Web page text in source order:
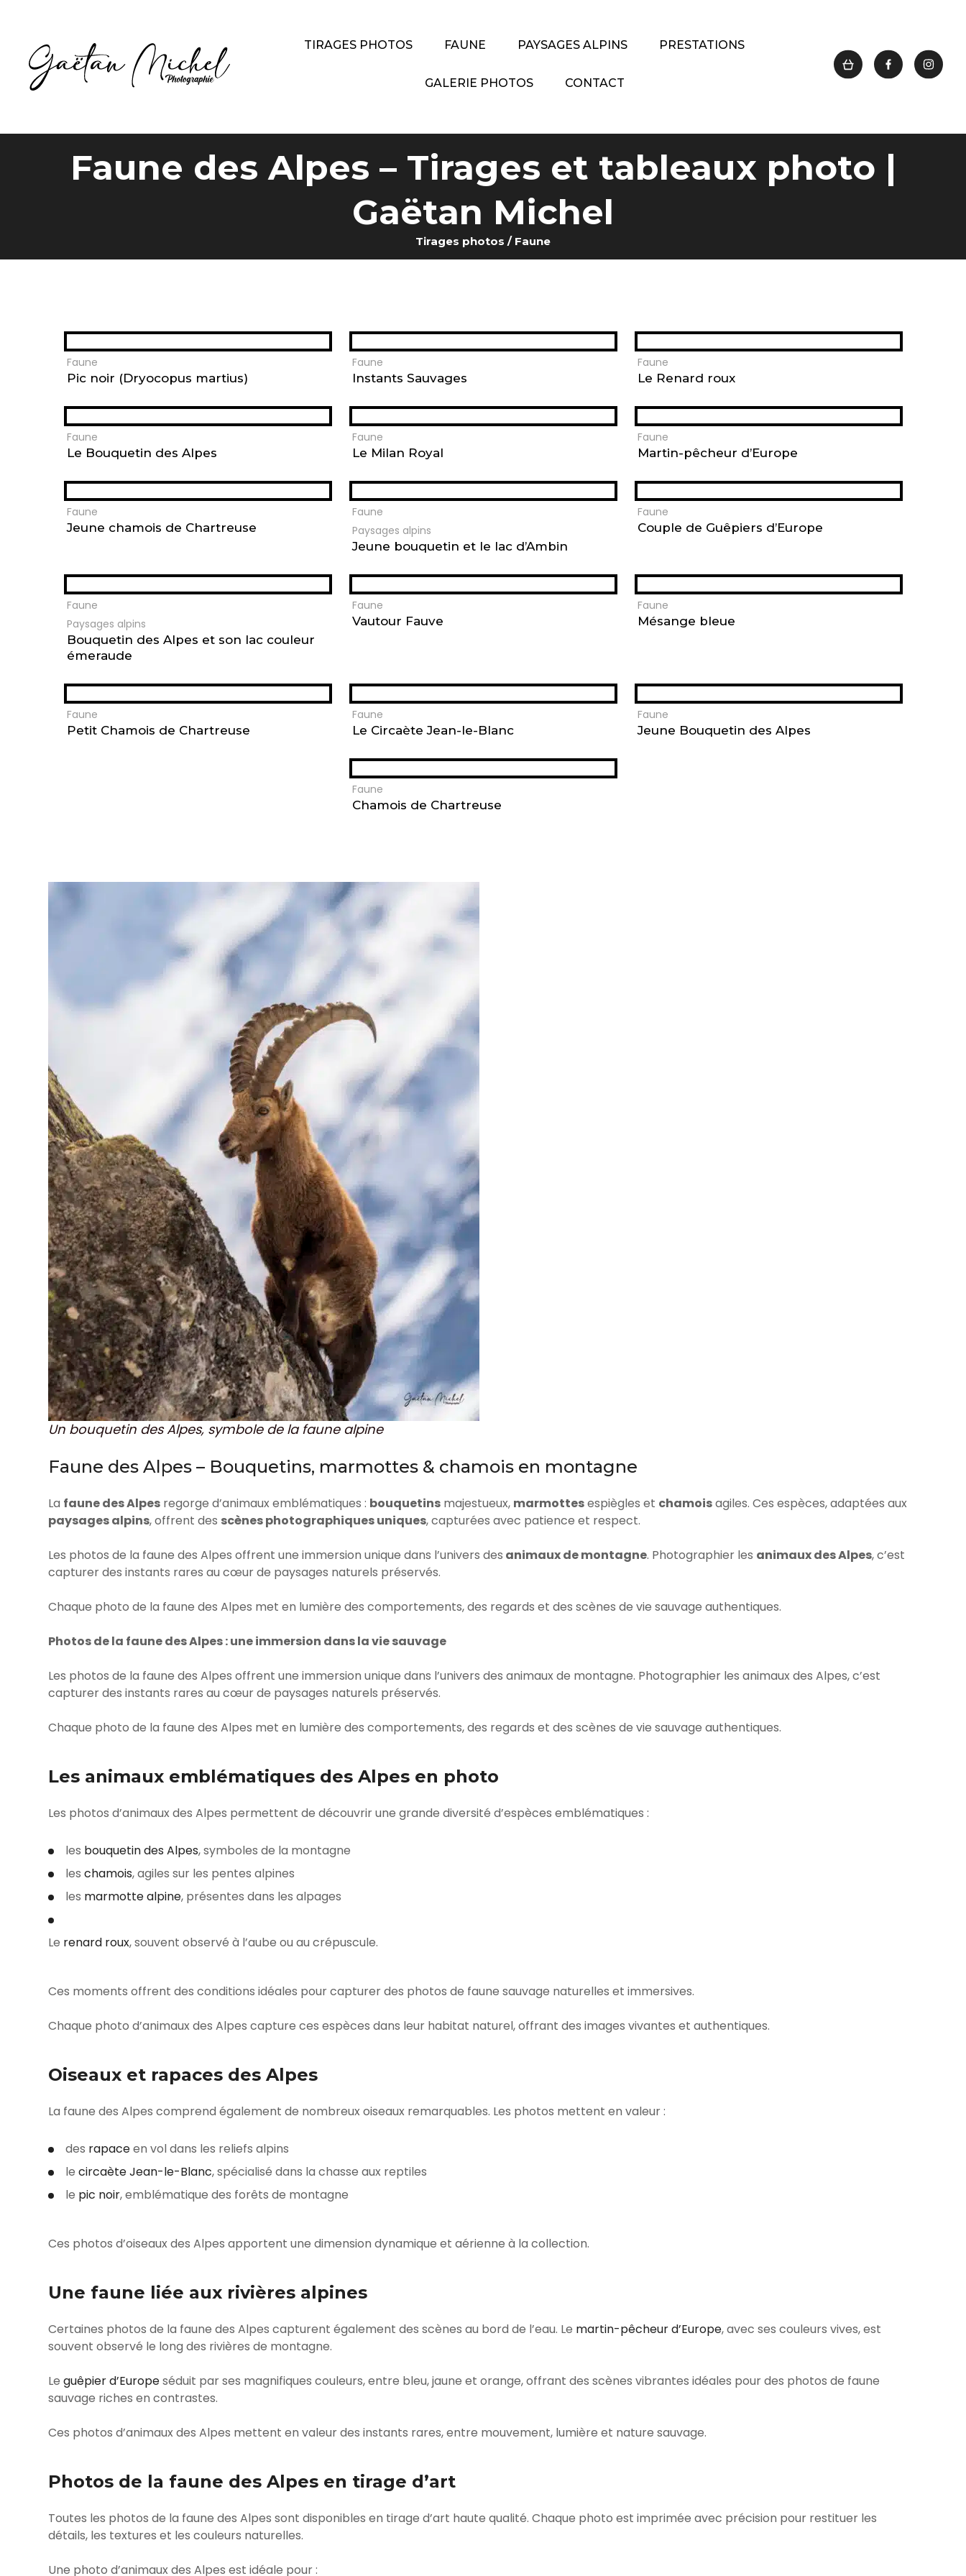
TIRAGES PHOTOS FAUNE PAYSAGES ALPINS PRESTATIONS
GALERIE PHOTOS CONTACT
Faune des Alpes – Tirages et tableaux photo |
Gaëtan Michel
Tirages photos / Faune
Faune
Pic noir (Dryocopus martius)
Faune
Instants Sauvages
Faune
Le Renard roux
Faune
Le Bouquetin des Alpes
Faune
Le Milan Royal
Faune
Martin-pêcheur d’Europe
Faune
Jeune chamois de Chartreuse
Faune
Paysages alpins
Jeune bouquetin et le lac d’Ambin
Faune
Couple de Guêpiers d’Europe
Faune
Paysages alpins
Bouquetin des Alpes et son lac couleur
émeraude
Faune
Vautour Fauve
Faune
Mésange bleue
Faune
Petit Chamois de Chartreuse
Faune
Le Circaète Jean-le-Blanc
Faune
Jeune Bouquetin des Alpes
Faune
Chamois de Chartreuse
Un bouquetin des Alpes, symbole de la faune alpine
Faune des Alpes – Bouquetins, marmottes & chamois en montagne
La faune des Alpes regorge d’animaux emblématiques : bouquetins majestueux, marmottesespiègles et chamoisagiles. Ces espèces, adaptées aux
paysages alpins, offrent des scènes photographiques uniques, capturées avec patience et respect.
Les photos de la faune des Alpes offrent une immersion unique dans l’univers des animaux de montagne. Photographier les animaux des Alpes, c’est
capturer des instants rares au cœur de paysages naturels préservés.
Chaque photo de la faune des Alpes met en lumière des comportements, des regards et des scènes de vie sauvage authentiques.
Photos de la faune des Alpes : une immersion dans la vie sauvage
Les photos de la faune des Alpes offrent une immersion unique dans l’univers des animaux de montagne. Photographier les animaux des Alpes, c’est
capturer des instants rares au cœur de paysages naturels préservés.
Chaque photo de la faune des Alpes met en lumière des comportements, des regards et des scènes de vie sauvage authentiques.
Les animaux emblématiques des Alpes en photo
Les photos d’animaux des Alpes permettent de découvrir une grande diversité d’espèces emblématiques :
les bouquetin des Alpes, symboles de la montagne
leschamois, agiles sur les pentes alpines
les marmotte alpine, présentes dans les alpages
Le renard roux, souvent observé à l’aube ou au crépuscule.
Ces moments offrent des conditions idéales pour capturer des photos de faune sauvage naturelles et immersives.
Chaque photo d’animaux des Alpes capture ces espèces dans leur habitat naturel, offrant des images vivantes et authentiques.
Oiseaux et rapaces des Alpes
La faune des Alpes comprend également de nombreux oiseaux remarquables. Les photos mettent en valeur :
des rapaceen vol dans les reliefs alpins
lecircaète Jean-le-Blanc, spécialisé dans la chasse aux reptiles
le pic noir, emblématique des forêts de montagne
Ces photos d’oiseaux des Alpes apportent une dimension dynamique et aérienne à la collection.
Une faune liée aux rivières alpines
Certaines photos de la faune des Alpes capturent également des scènes au bord de l’eau. Le martin-pêcheur d’Europe, avec ses couleurs vives, est
souvent observé le long des rivières de montagne.
Leguêpier d’Europeséduit par ses magnifiques couleurs, entre bleu, jaune et orange, offrant des scènes vibrantes idéales pour des photos de faune
sauvage riches en contrastes.
Ces photos d’animaux des Alpes mettent en valeur des instants rares, entre mouvement, lumière et nature sauvage.
Photos de la faune des Alpes en tirage d’art
Toutes les photos de la faune des Alpes sont disponibles en tirage d’art haute qualité. Chaque photo est imprimée avec précision pour restituer les
détails, les textures et les couleurs naturelles.
Une photo d’animaux des Alpes est idéale pour :